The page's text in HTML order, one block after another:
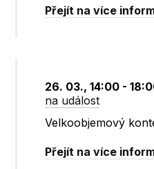
Přejít na více
26. 03., 14:00 -
na událost
Velkoobjemový
Přejít na více